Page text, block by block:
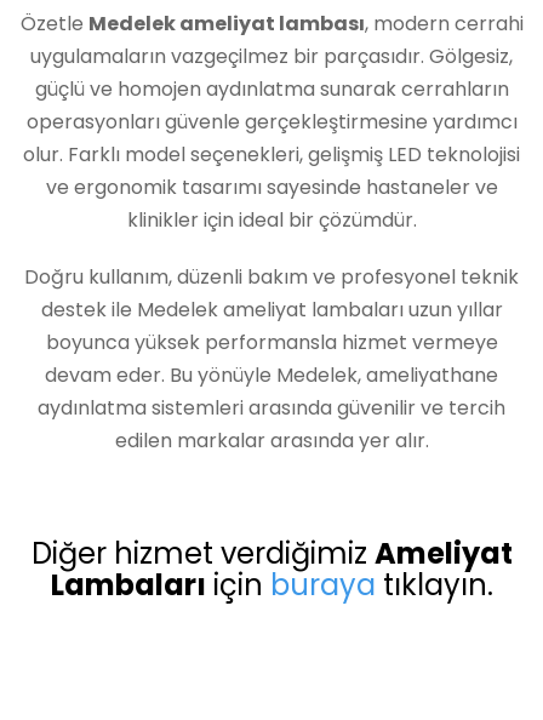
Özetle Medelek ameliyat lambası, modern cerrahi
uygulamaların vazgeçilmez bir parçasıdır. Gölgesiz,
güçlü ve homojen aydınlatma sunarak cerrahların
operasyonları güvenle gerçekleştirmesine yardımcı
olur. Farklı model seçenekleri, gelişmiş LED teknolojisi
ve ergonomik tasarımı sayesinde hastaneler ve
klinikler için ideal bir çözümdür.
Doğru kullanım, düzenli bakım ve profesyonel teknik
destek ile Medelek ameliyat lambaları uzun yıllar
boyunca yüksek performansla hizmet vermeye
devam eder. Bu yönüyle Medelek, ameliyathane
aydınlatma sistemleri arasında güvenilir ve tercih
edilen markalar arasında yer alır.
Diğer hizmet verdiğimiz Ameliyat
Lambaları için buraya tıklayın.